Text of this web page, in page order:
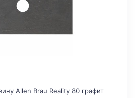
Allen Brau Reality 80 графит